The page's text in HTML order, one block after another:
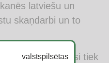
latviešu un
skaņdarbi un to
plkst. 18.00visi tiek